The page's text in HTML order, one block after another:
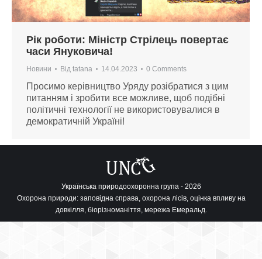
Рік роботи: Міністр Стрілець повертає
часи Януковича!
Новини Від tatana 14.04.2023 0 Comments
Просимо керівництво Уряду розібратися з цим
питанням і зробити все можливе, щоб подібні
політичні технології не використовувалися в
демократичній Україні!
Українська природоохоронна група - 2026
Охорона природи: заповідна справа, охорона лісів, оцінка впливу на
довкілля, біорізноманіття, мережа Емеральд.